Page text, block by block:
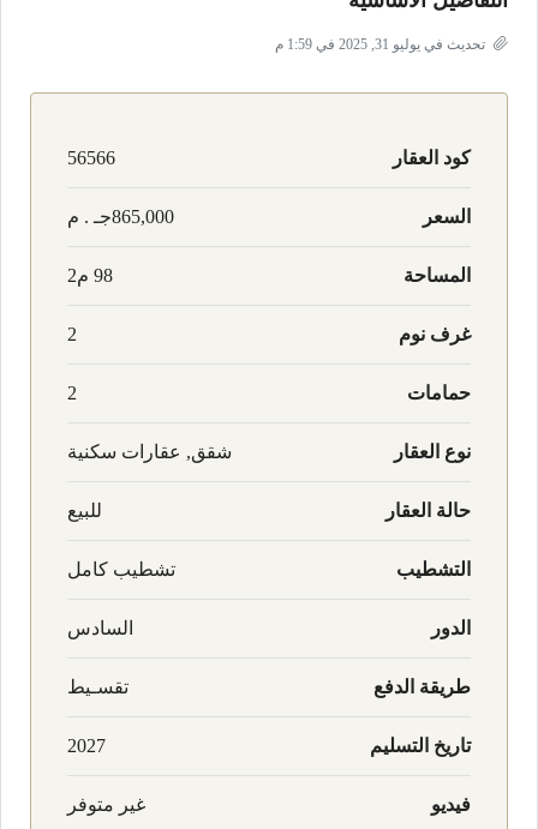
تحديث في يوليو 31, 2025 في 1:59 م
كود العقار 56566
السعر 865,000جـ . م
المساحة 98 م2
غرف نوم 2
حمامات 2
نوع العقار شقق, عقارات سكنية
حالة العقار للبيع
التشطيب تشطيب كامل
الدور السادس
طريقة الدفع تقسـيط
تاريخ التسليم 2027
فيديو غير متوفر